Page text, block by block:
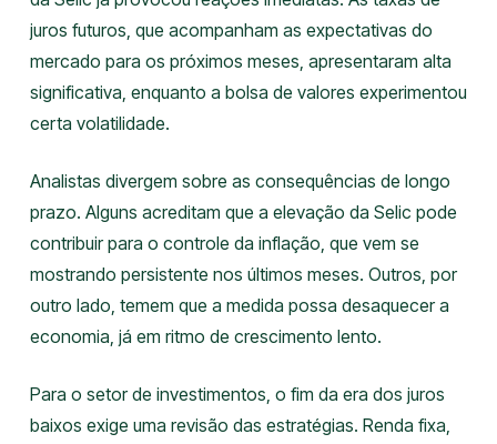
juros futuros, que acompanham as expectativas do
mercado para os próximos meses, apresentaram alta
significativa, enquanto a bolsa de valores experimentou
certa volatilidade.
Analistas divergem sobre as consequências de longo
prazo. Alguns acreditam que a elevação da Selic pode
contribuir para o controle da inflação, que vem se
mostrando persistente nos últimos meses. Outros, por
outro lado, temem que a medida possa desaquecer a
economia, já em ritmo de crescimento lento.
Para o setor de investimentos, o fim da era dos juros
baixos exige uma revisão das estratégias. Renda fixa,